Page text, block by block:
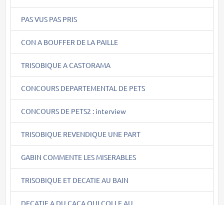
PAS VUS PAS PRIS
CON A BOUFFER DE LA PAILLE
TRISOBIQUE A CASTORAMA
CONCOURS DEPARTEMENTAL DE PETS
CONCOURS DE PETS2 : interview
TRISOBIQUE REVENDIQUE UNE PART
GABIN COMMENTE LES MISERABLES
TRISOBIQUE ET DECATIE AU BAIN
DECATIE A DU CACA QUI COLLE AU